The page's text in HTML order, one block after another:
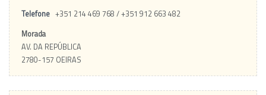
Telefone +351 214 469 768 / +351 912 663 482
Morada
AV. DA REPÚBLICA
2780-157 OEIRAS